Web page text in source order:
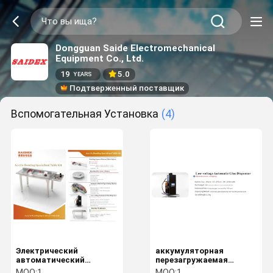
Dongguan Saide Electromechanical
Equipment Co., Ltd.
19 YEARS
5.0
Подтверженный поставщик
Вспомогательная Установка (4)
Электрический
автоматический
дозатор клея для
аккумуляторная
перезагружаемая
электрическая